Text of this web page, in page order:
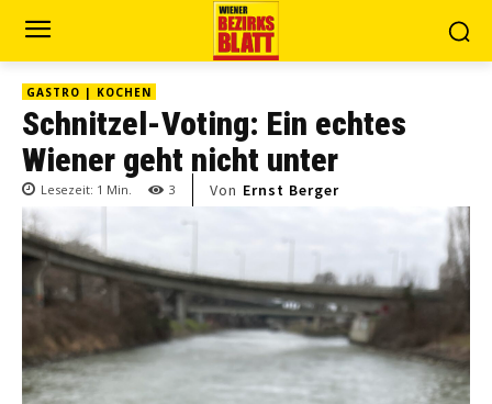
GASTRO | KOCHEN
Schnitzel-Voting: Ein echtes
Wiener geht nicht unter
Lesezeit: 1 Min. 3 Von Ernst Berger